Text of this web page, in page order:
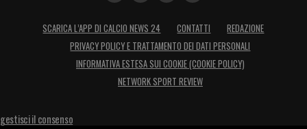
SCARICA L’APP DI CALCIO NEWS 24 CONTATTI
REDAZIONE
PRIVACY POLICY E TRATTAMENTO DEI DATI PERSONALI
INFORMATIVA ESTESA SUI COOKIE (COOKIE POLICY)
NETWORK SPORT REVIEW
gestisci il consenso